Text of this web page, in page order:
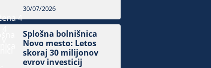
30/07/2026
Splošna bolnišnica
Novo mesto: Letos
skoraj 30 milijonov
evrov investicij